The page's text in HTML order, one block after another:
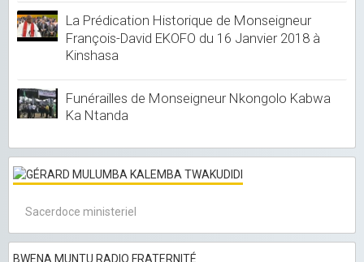
La Prédication Historique de Monseigneur
François-David EKOFO du 16 Janvier 2018 à
Kinshasa
Funérailles de Monseigneur Nkongolo Kabwa
Ka Ntanda
Sacerdoce ministeriel
BWENA MUNTU RADIO FRATERNITÉ